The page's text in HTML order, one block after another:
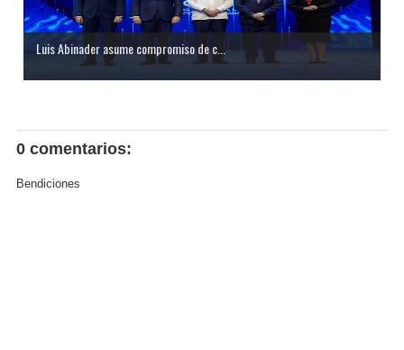
Luis Abinader asume compromiso de c...
0 comentarios:
Bendiciones